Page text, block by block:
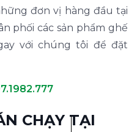
đơn vị hàng đầu tại
phối các sản phẩm ghế
với chúng tôi để đặt
CHẠY TẠI